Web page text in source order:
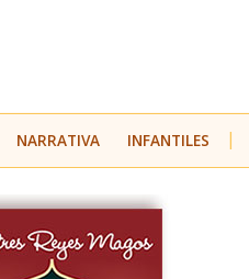
NARRATIVA INFANTILES